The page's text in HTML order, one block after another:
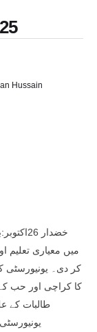
Hussain
خضدار
میں معیاری تعلیم
کر دی۔ یونیورسٹی
کا کراچی اور حب
طالبات کے